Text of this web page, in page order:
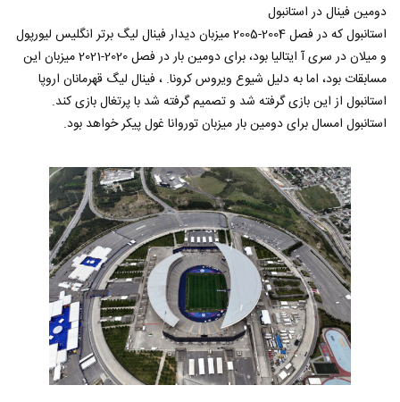
دومین فینال در استانبول
استانبول که در فصل 2004-2005 میزبان دیدار فینال لیگ برتر انگلیس لیورپول
و میلان در سری آ ایتالیا بود، برای دومین بار در فصل 2020-2021 میزبان این
مسابقات بود، اما به دلیل شیوع ویروس کرونا. ، فینال لیگ قهرمانان اروپا
استانبول از این بازی گرفته شد و تصمیم گرفته شد با پرتغال بازی کند.
استانبول امسال برای دومین بار میزبان توروانا غول پیکر خواهد بود.